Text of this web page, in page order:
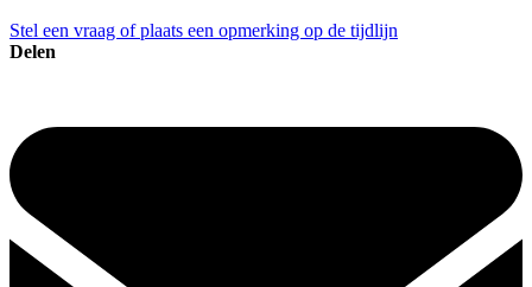
Stel een vraag of plaats een opmerking op de tijdlijn
Delen